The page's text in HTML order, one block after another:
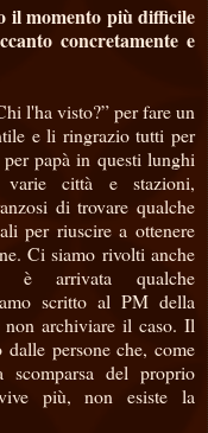
il momento più difficile
concretamente e
l'ha visto?” per fare un
e li ringrazio tutti per
papà in questi lunghi
città e stazioni,
di trovare qualche
per riuscire a ottenere
Ci siamo rivolti anche
è arrivata qualche
scritto al PM della
archiviare il caso. Il
persone che, come
del proprio
più, non esiste la